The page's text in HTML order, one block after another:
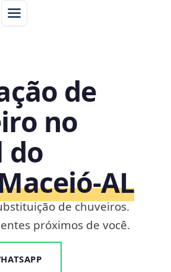
de
no
do
de chuveiros.
próximos de você.